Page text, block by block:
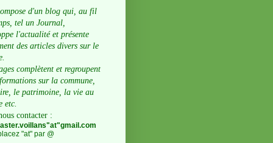
d'un blog qui, au fil
tel un Journal,
l'actualité et présente
des articles divers sur le
complètent et regroupent
sur la commune,
le patrimoine, la vie au
etc.
contacter :
"at" par @